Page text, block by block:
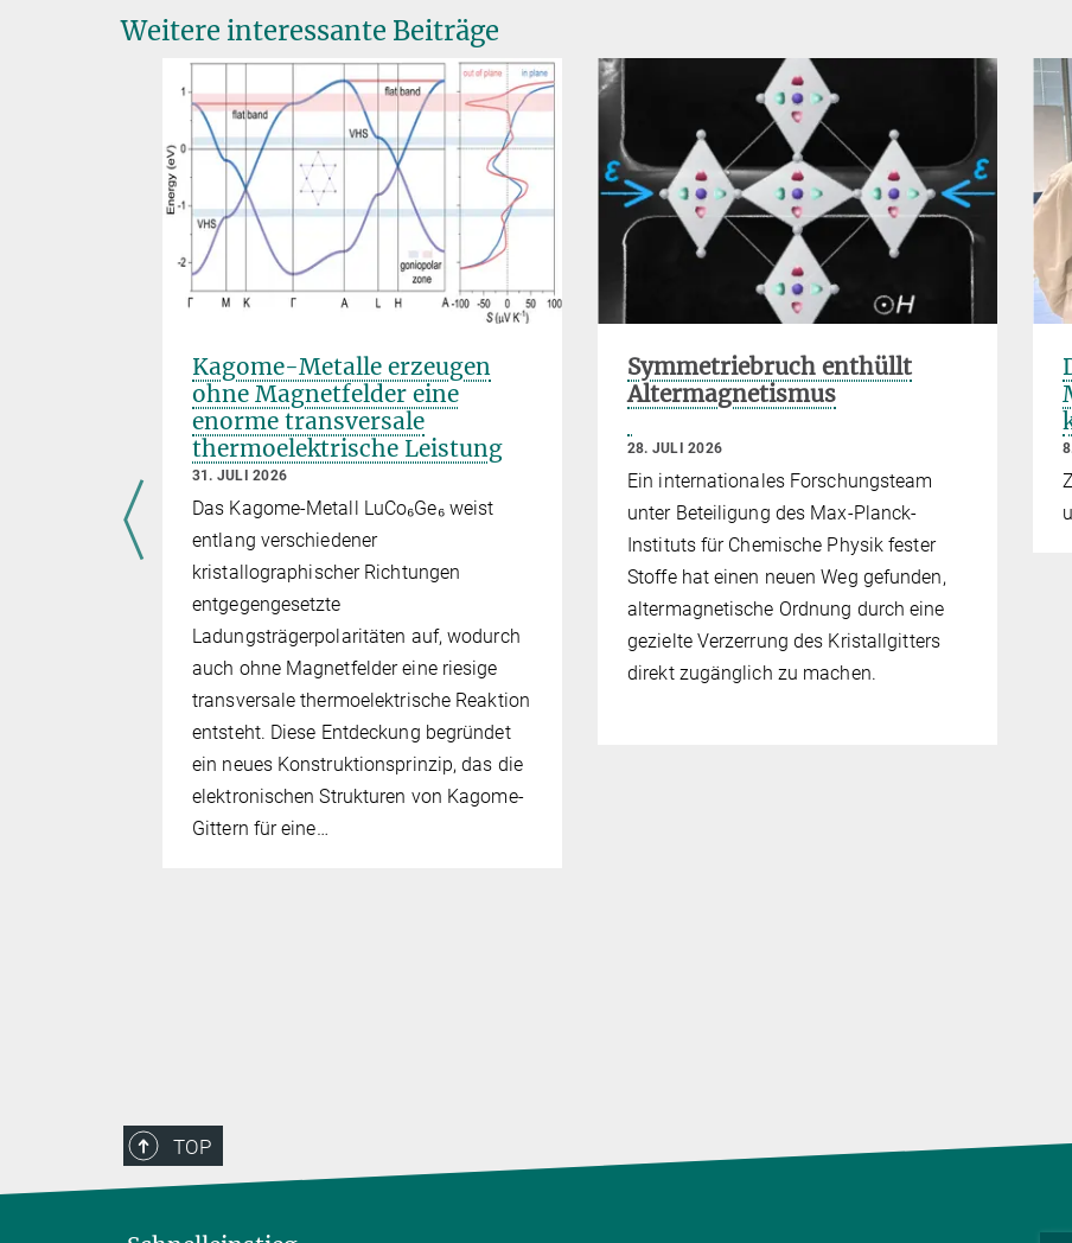
Weitere interessante Beiträge
Kagome-Metalle erzeugen
ohne Magnetfelder eine
enorme transversale
thermoelektrische Leistung
31. JULI 2026
Das Kagome-Metall LuCo₆Ge₆ weist
entlang verschiedener
kristallographischer Richtungen
entgegengesetzte
Ladungsträgerpolaritäten auf, wodurch
auch ohne Magnetfelder eine riesige
transversale thermoelektrische Reaktion
entsteht. Diese Entdeckung begründet
ein neues Konstruktionsprinzip, das die
elektronischen Strukturen von Kagome-
Gittern für eine…
Symmetriebruch enthüllt
Altermagnetismus
28. JULI 2026
Ein internationales Forschungsteam
unter Beteiligung des Max-Planck-
Instituts für Chemische Physik fester
Stoffe hat einen neuen Weg gefunden,
altermagnetische Ordnung durch eine
gezielte Verzerrung des Kristallgitters
direkt zugänglich zu machen.
TOP